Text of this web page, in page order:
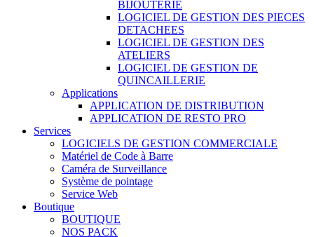
BIJOUTERIE
LOGICIEL DE GESTION DES PIECES
DETACHEES
LOGICIEL DE GESTION DES
ATELIERS
LOGICIEL DE GESTION DE
QUINCAILLERIE
Applications
APPLICATION DE DISTRIBUTION
APPLICATION DE RESTO PRO
Services
LOGICIELS DE GESTION COMMERCIALE
Matériel de Code à Barre
Caméra de Surveillance
Système de pointage
Service Web
Boutique
BOUTIQUE
NOS PACK